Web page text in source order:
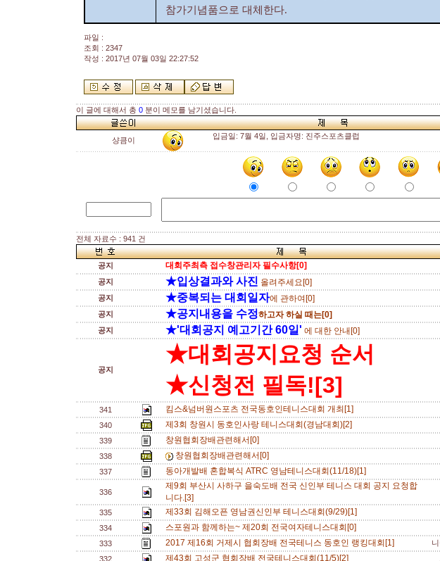
참가기념품으로 대체한다.
파일 :
조회 : 2347
작성 : 2017년 07월 03일 22:27:52
이 글에 대해서 총 0 분이 메모를 남기셨습니다.
샹큼이 입금일: 7월 4일, 입금자명: 진주스포츠클럽
전체 자료수 : 941 건
공지 대회주최측 접수창관리자 필수사항[0]
공지
★입상결과와 사진 올려주세요[0]
공지
★중복되는 대회일자에 관하여[0]
공지
★공지내용을 수정하고자 하실 때는[0]
공지
★'대회공지 예고기간 60일' 에 대한 안내[0]
공지
★대회공지요청 순서
★신청전 필독![3]
341 킴스&넘버원스포츠 전국동호인테니스대회 개최[1]
340
제3회 창원시 동호인사랑 테니스대회(경남대회)[2]
339
창원협회장배관련해서[0]
338
창원협회장배관련해서[0]
337
동아개발배 혼합복식 ATRC 영남테니스대회(11/18)[1]
336
제9회 부산시 사하구 을숙도배 전국 신인부 테니스 대회 공지 요청합
니다.[3]
335 제33회 김해오픈 영남권신인부 테니스대회(9/29)[1]
334
스포원과 함께하는~ 제20회 전국여자테니스대회[0]
333
2017 제16회 거제시 협회장배 전국테니스 동호인 랭킹대회[1]
332
제43회 고성군 협회장배 전국테니스대회(11/5)[2]